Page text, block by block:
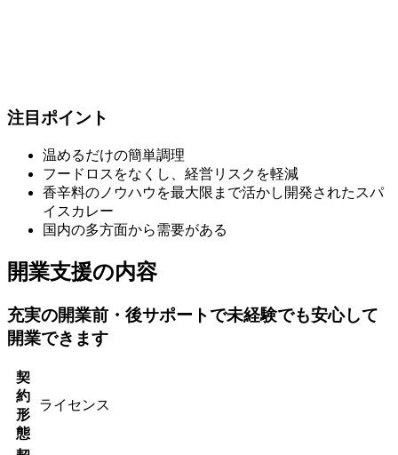
注目ポイント
温めるだけの簡単調理
フードロスをなくし、経営リスクを軽減
香辛料のノウハウを最大限まで活かし開発されたスパ
イスカレー
国内の多方面から需要がある
開業支援の内容
充実の開業前・後サポートで未経験でも安心して
開業できます
契
約
形
態
ライセンス